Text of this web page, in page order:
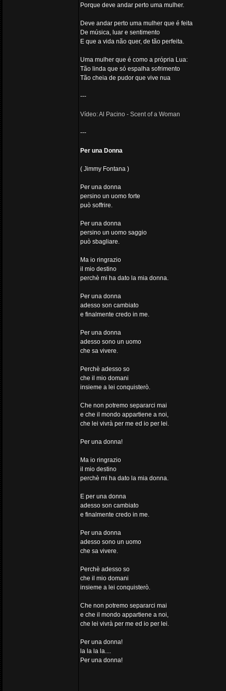
Porque deve andar perto uma mulher.
Deve andar perto uma mulher que é feita
De música, luar e sentimento
E que a vida não quer, de tão perfeita.
Uma mulher que é como a própria Lua:
Tão linda que só espalha sofrimento
Tão cheia de pudor que vive nua
---
Vídeo: Al Pacino - Scent of a Woman
---
Per una Donna
( Jimmy Fontana )
Per una donna
persino un uomo forte
può soffrire.
Per una donna
persino un uomo saggio
può sbagliare.
Ma io ringrazio
il mio destino
perchè mi ha dato la mia donna.
Per una donna
adesso son cambiato
e finalmente credo in me.
Per una donna
adesso sono un uomo
che sa vivere.
Perchè adesso so
che il mio domani
insieme a lei conquisterò.
Che non potremo separarci mai
e che il mondo appartiene a noi,
che lei vivrà per me ed io per lei.
Per una donna!
Ma io ringrazio
il mio destino
perchè mi ha dato la mia donna.
E per una donna
adesso son cambiato
e finalmente credo in me.
Per una donna
adesso sono un uomo
che sa vivere.
Perchè adesso so
che il mio domani
insieme a lei conquisterò.
Che non potremo separarci mai
e che il mondo appartiene a noi,
che lei vivrà per me ed io per lei.
Per una donna!
la la la la....
Per una donna!